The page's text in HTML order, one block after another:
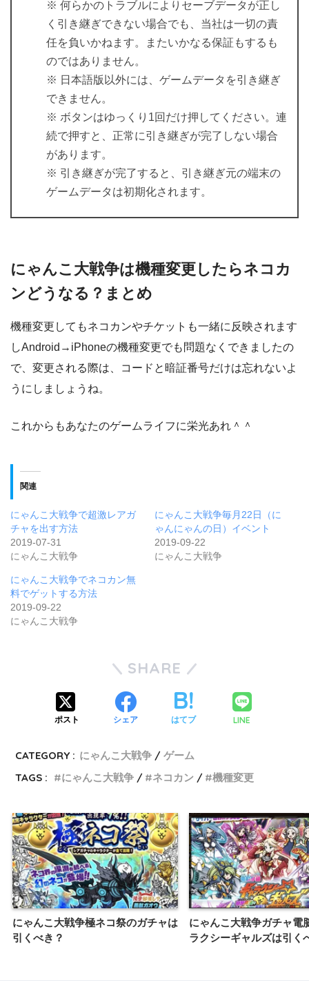
※ 何らかのトラブルによりセーブデータが正し
く引き継ぎできない場合でも、当社は一切の責
任を負いかねます。またいかなる保証もするも
のではありません。
※ 日本語版以外には、ゲームデータを引き継ぎ
できません。
※ ボタンはゆっくり1回だけ押してください。連
続で押すと、正常に引き継ぎが完了しない場合
があります。
※ 引き継ぎが完了すると、引き継ぎ元の端末の
ゲームデータは初期化されます。
にゃんこ大戦争は機種変更したらネコカ
ンどうなる？まとめ
機種変更してもネコカンやチケットも一緒に反映されます
しAndroid→iPhoneの機種変更でも問題なくできましたの
で、変更される際は、コードと暗証番号だけは忘れないよ
うにしましょうね。
これからもあなたのゲームライフに栄光あれ＾＾
関連
にゃんこ大戦争で超激レアガ
チャを出す方法
2019-07-31
にゃんこ大戦争
にゃんこ大戦争毎月22日（に
ゃんにゃんの日）イベント
2019-09-22
にゃんこ大戦争
にゃんこ大戦争でネコカン無
料でゲットする方法
2019-09-22
にゃんこ大戦争
SHARE
ポスト シェア はてブ LINE
CATEGORY : にゃんこ大戦争
ゲーム
TAGS :
にゃんこ大戦争 ネコカン 機種変更
にゃんこ大戦争極ネコ祭のガチャは
引くべき？
にゃんこ大戦争ガチャ電
ラクシーギャルズは引く